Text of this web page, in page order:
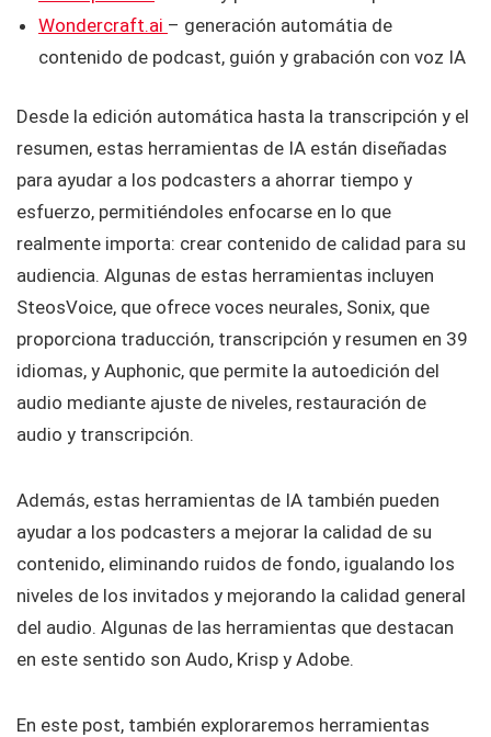
Wondercraft.ai – generación automátia de
contenido de podcast, guión y grabación con voz IA
Desde la edición automática hasta la transcripción y el
resumen, estas herramientas de IA están diseñadas
para ayudar a los podcasters a ahorrar tiempo y
esfuerzo, permitiéndoles enfocarse en lo que
realmente importa: crear contenido de calidad para su
audiencia. Algunas de estas herramientas incluyen
SteosVoice, que ofrece voces neurales, Sonix, que
proporciona traducción, transcripción y resumen en 39
idiomas, y Auphonic, que permite la autoedición del
audio mediante ajuste de niveles, restauración de
audio y transcripción.
Además, estas herramientas de IA también pueden
ayudar a los podcasters a mejorar la calidad de su
contenido, eliminando ruidos de fondo, igualando los
niveles de los invitados y mejorando la calidad general
del audio. Algunas de las herramientas que destacan
en este sentido son Audo, Krisp y Adobe.
En este post, también exploraremos herramientas